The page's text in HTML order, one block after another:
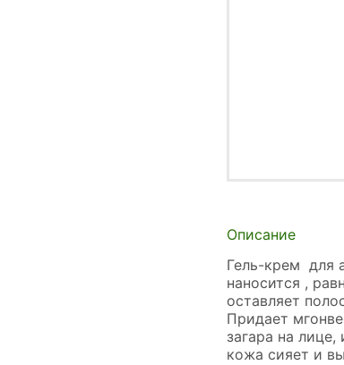
Описание
Гель-крем для
наносится ,
оставляет
Придает
загара на
кожа сияет и